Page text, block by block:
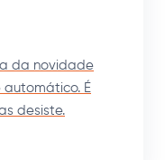
da novidade
É
desiste.